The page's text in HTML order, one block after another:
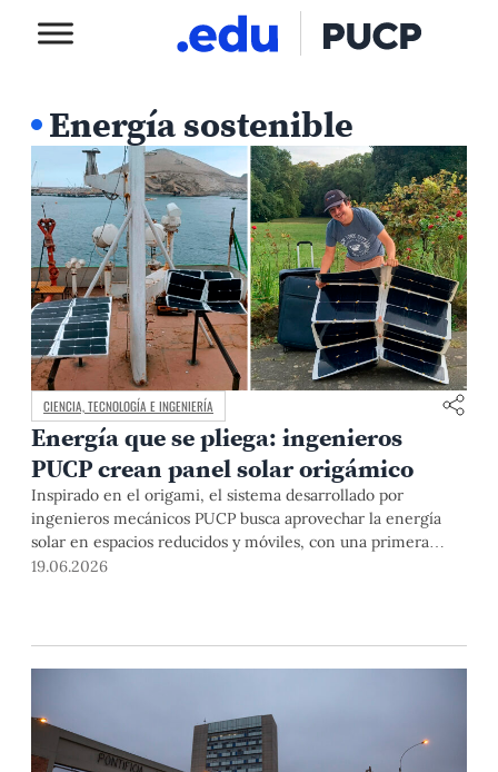
Energía sostenible
CIENCIA, TECNOLOGÍA E INGENIERÍA
Energía que se pliega: ingenieros
PUCP crean panel solar origámico
Inspirado en el origami, el sistema desarrollado por
ingenieros mecánicos PUCP busca aprovechar la energía
solar en espacios reducidos y móviles, con una primera
aplicación pensada para lanchas pequeñas de la costa
19.06.2026